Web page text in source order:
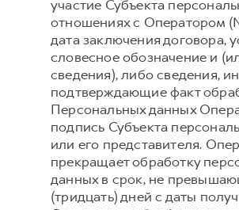
участие Субъекта
отношениях с Оператором
дата заключения договора,
словесное обозначение и
сведения), либо сведения,
подтверждающие факт
Персональных данных
подпись Субъекта
или его представителя.
прекращает обработку
данных в срок, не
(тридцать) дней с даты